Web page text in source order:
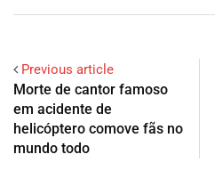
Previous article
Morte de cantor famoso
em acidente de
helicóptero comove fãs no
mundo todo